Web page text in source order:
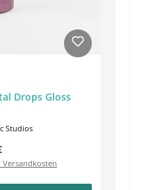
Drops Gloss
Studios
Preis:
Versandkosten